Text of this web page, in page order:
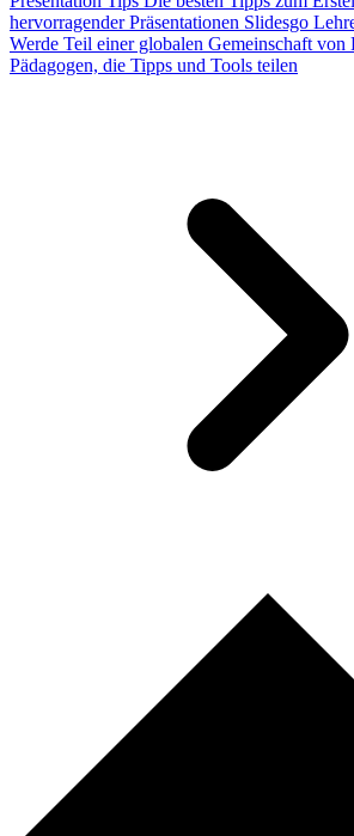
hervorragender Präsentationen Slidesgo
Werde Teil einer globalen Gemeinschaft von
Pädagogen, die Tipps und Tools teilen